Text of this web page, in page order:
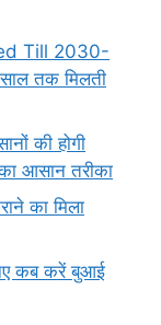
Till 2030-
तक मिलती
की होगी
आसान तरीका
का मिला
कब करें बुआई